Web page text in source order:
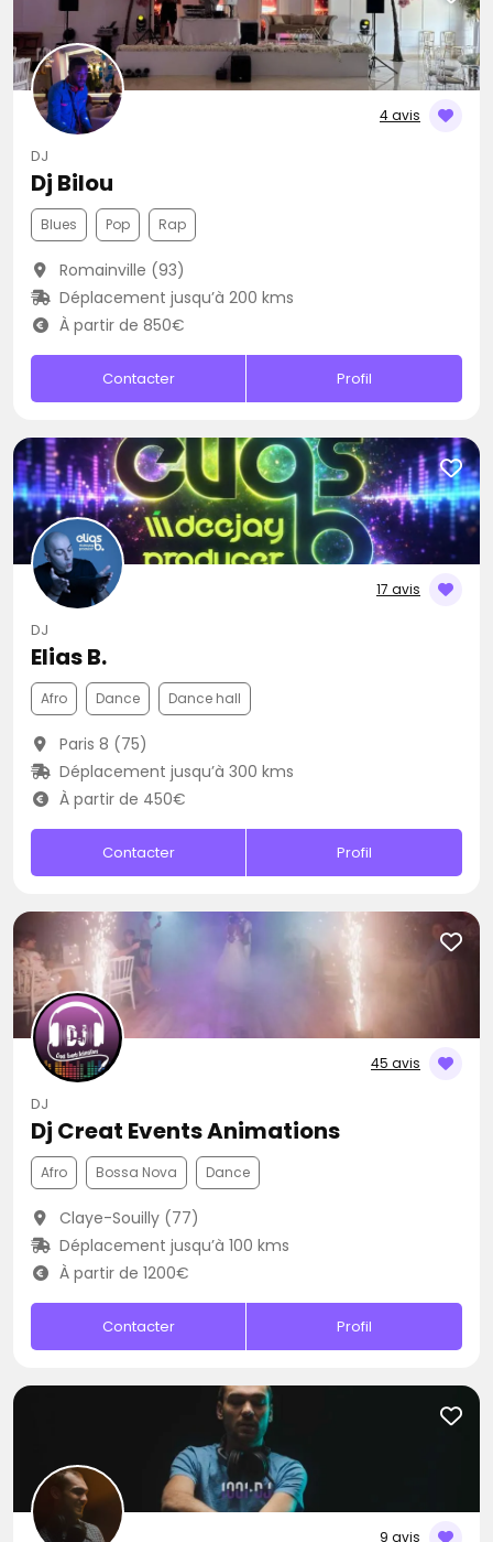
4 avis
DJ
Dj Bilou
Blues Pop Rap
Romainville (93)
Déplacement jusqu’à 200 kms
À partir de 850€
Contacter Profil
17 avis
DJ
Elias B.
Afro Dance Dance hall
Paris 8 (75)
Déplacement jusqu’à 300 kms
À partir de 450€
Contacter Profil
45 avis
DJ
Dj Creat Events Animations
Afro Bossa Nova Dance
Claye-Souilly (77)
Déplacement jusqu’à 100 kms
À partir de 1200€
Contacter Profil
9 avis